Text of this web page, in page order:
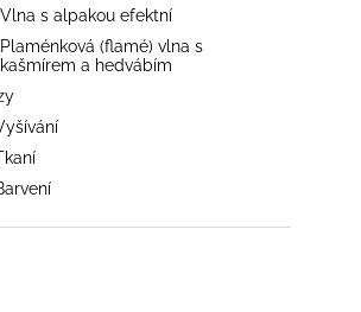
Vlna s alpakou efektní
Plaménková (flamé) vlna s
kašmírem a hedvábím